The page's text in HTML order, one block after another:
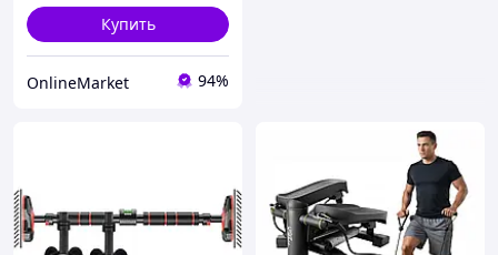
Купить
OnlineMarket 94%